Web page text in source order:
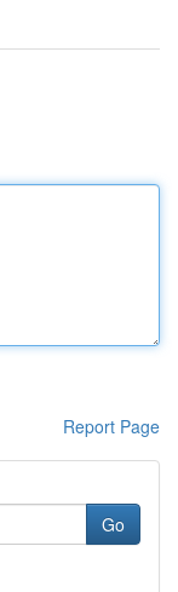
Report Page
Go